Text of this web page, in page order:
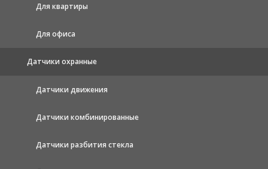
Для квартиры
Для офиса
Датчики охранные
Датчики движения
Датчики комбинированные
Датчики разбития стекла